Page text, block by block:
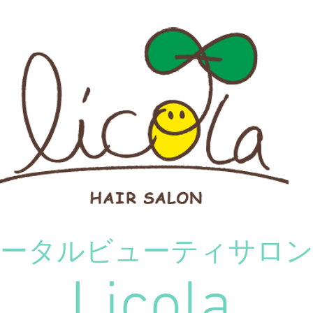
タルビューティ サロン